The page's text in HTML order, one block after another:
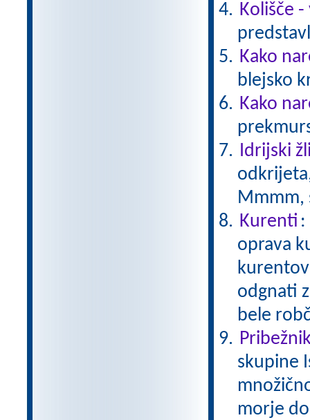
Kolišče
Kako
blejsko
Kako
Idrijski
Kurenti :
oprava
odgnati
bele
skupine
morje